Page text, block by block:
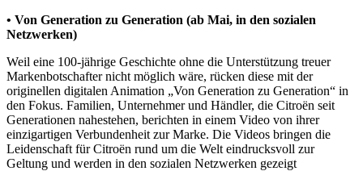
• Von Generation zu Generation (ab Mai, in den sozialen
Netzwerken)
Weil eine 100-jährige Geschichte ohne die Unterstützung treuer
Markenbotschafter nicht möglich wäre, rücken diese mit der
originellen digitalen Animation „Von Generation zu Generation“ in
den Fokus. Familien, Unternehmer und Händler, die Citroën seit
Generationen nahestehen, berichten in einem Video von ihrer
einzigartigen Verbundenheit zur Marke. Die Videos bringen die
Leidenschaft für Citroën rund um die Welt eindrucksvoll zur
Geltung und werden in den sozialen Netzwerken gezeigt